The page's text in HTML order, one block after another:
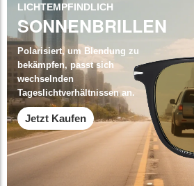
LICHTEMPFINDLICH
SONNENBRILLEN
Polarisiert, um Blendung zu
bekämpfen, passt sich
wechselnden
Tageslichtverhältnissen an.
Jetzt Kaufen